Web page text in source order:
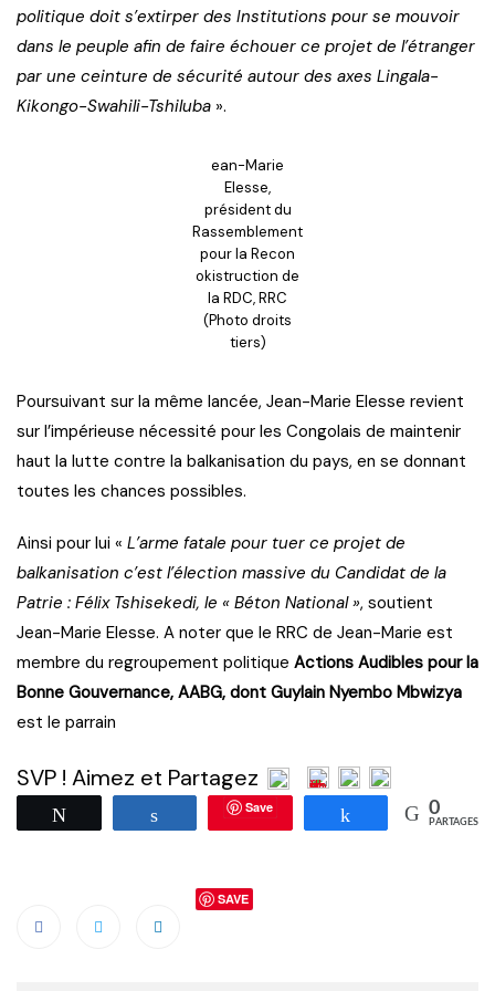
politique doit s’extirper des Institutions pour se mouvoir
dans le peuple afin de faire échouer ce projet de l’étranger
par une ceinture de sécurité autour des axes Lingala-
Kikongo-Swahili-Tshiluba ».
ean-Marie
Elesse,
président du
Rassemblement
pour la Recon
okistruction de
la RDC, RRC
(Photo droits
tiers)
Poursuivant sur la même lancée, Jean-Marie Elesse revient
sur l’impérieuse nécessité pour les Congolais de maintenir
haut la lutte contre la balkanisation du pays, en se donnant
toutes les chances possibles.
Ainsi pour lui « L’arme fatale pour tuer ce projet de
balkanisation c’est l’élection massive du Candidat de la
Patrie : Félix Tshisekedi, le « Béton National », soutient
Jean-Marie Elesse. A noter que le RRC de Jean-Marie est
membre du regroupement politique Actions Audibles pour la
Bonne Gouvernance, AABG, dont Guylain Nyembo Mbwizya
est le parrain
SVP ! Aimez et Partagez
Partagez Save Partagez 0
PARTAGES
SAVE